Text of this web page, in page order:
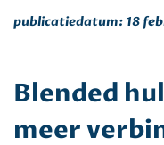
publicatiedatum: 18
Blended
meer